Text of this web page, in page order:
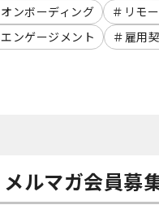
オンボーディング
リモ
エンゲージメント 雇用
メルマガ会員募